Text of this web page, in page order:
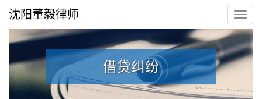
沈阳董毅律师
借贷纠纷